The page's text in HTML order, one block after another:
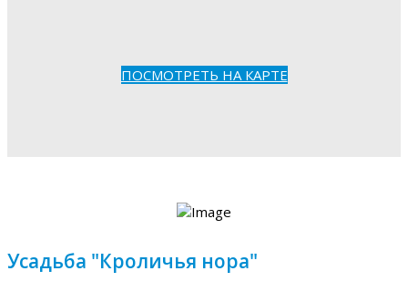
ПОСМОТРЕТЬ НА КАРТЕ
Усадьба "Кроличья нора"